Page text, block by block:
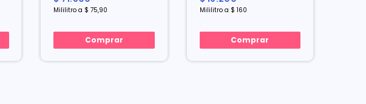
Mililitro a $ 75,90
Comprar
Mililitro a $ 160
Comprar